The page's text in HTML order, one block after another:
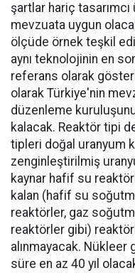
şartlar hariç
mevzuata uygun
ölçüde örnek teşkil
aynı teknolojinin en
referans olarak
olarak Türkiye'nin
düzenleme
kalacak. Reaktör tipi
tipleri doğal uranyum
zenginleştirilmiş
kaynar hafif su
kalan (hafif su
reaktörler, gaz
reaktörler gibi)
alınmayacak.
süre en az 40 yıl